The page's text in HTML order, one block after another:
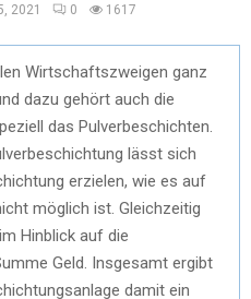
2021 0 1617
Wirtschaftszweigen ganz
dazu gehört auch die
das Pulverbeschichten.
lässt sich
erzielen, wie es auf
möglich ist. Gleichzeitig
Hinblick auf die
Geld. Insgesamt ergibt
damit ein